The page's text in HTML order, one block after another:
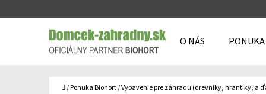
O NÁS
Domov
/Ponuka Biohort/Vybavenie pre záhradu (drevníky, hrantíky, a
Späť
do
Späť
do